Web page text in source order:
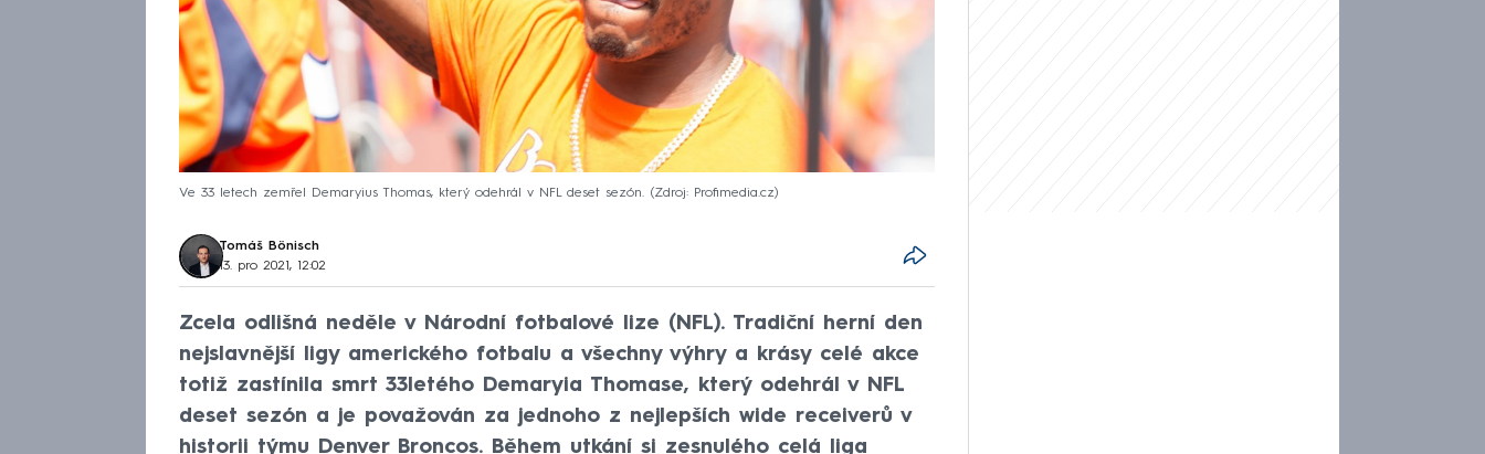
Ve 33 letech zemřel Demaryius Thomas, který odehrál v NFL deset sezón. Zdroj: Profimedia.cz
Tomáš Bönisch
13. pro 2021, 12:02
Zcela odlišná neděle v Národní fotbalové lize (NFL). Tradiční herní den
nejslavnější ligy amerického fotbalu a všechny výhry a krásy celé akce
totiž zastínila smrt 33letého Demaryia Thomase, který odehrál v NFL
deset sezón a je považován za jednoho z nejlepších wide receiverů v
historii týmu Denver Broncos. Během utkání si zesnulého celá liga